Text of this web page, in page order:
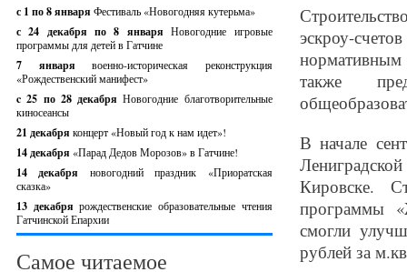
с 1 по 8 января Фестиваль «Новогодняя кутерьма»
с 24 декабря по 8 январяНовогодние игровые
программы для детей в Гатчине
7 январявоенно-историческая реконструкция
«Рождественский манифест»
c 25 по 28 декабряНовогодние благотворительные
киносеансы
21 декабря концерт «Новый год к нам идет»!
14 декабря «Парад Дедов Морозов» в Гатчине!
14 декабря новогодний праздник «Приоратская
сказка»
13 декабрярождественские образовательные чтения
Гатчинской Епархии
Самое читаемое
эскроу-
нормативным
также
В начале
Кировске.
программы
смогли
рублей за